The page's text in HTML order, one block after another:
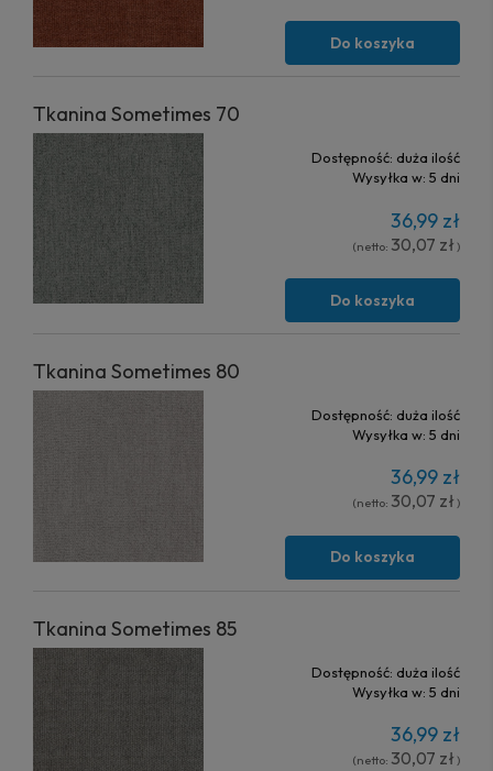
Do koszyka
Tkanina Sometimes 70
Dostępność: duża ilość
Wysyłka w: 5 dni
36,99 zł
(netto: 30,07 zł )
Do koszyka
Tkanina Sometimes 80
Dostępność: duża ilość
Wysyłka w: 5 dni
36,99 zł
(netto: 30,07 zł )
Do koszyka
Tkanina Sometimes 85
Dostępność: duża ilość
Wysyłka w: 5 dni
36,99 zł
(netto: 30,07 zł )